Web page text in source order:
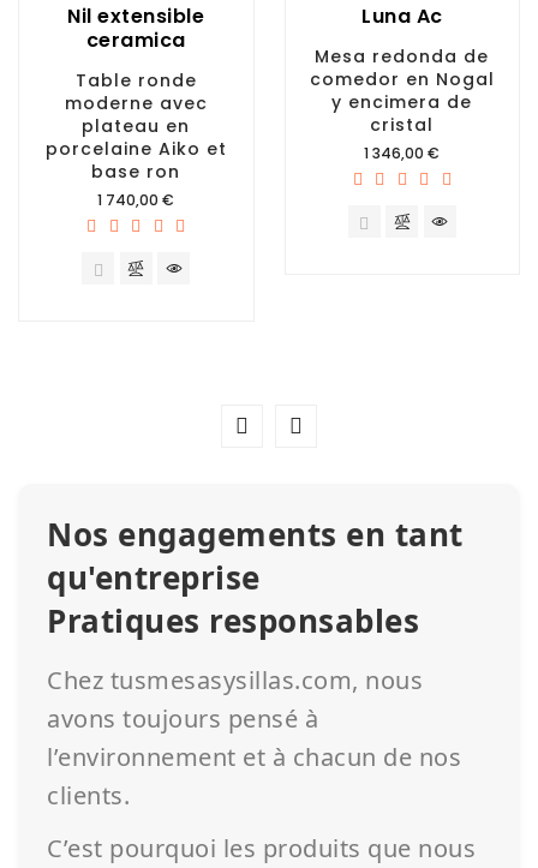
Nil extensible
ceramica
Table ronde
moderne avec
plateau en
porcelaine Aiko et
base ron
Prix
1 740,00 €
Luna Ac
Mesa redonda de
comedor en Nogal
y encimera de
cristal
Prix
1 346,00 €
Nos engagements en tant
qu'entreprise
Pratiques responsables
Chez tusmesasysillas.com, nous
avons toujours pensé à
l’environnement et à chacun de nos
clients.
C’est pourquoi les produits que nous